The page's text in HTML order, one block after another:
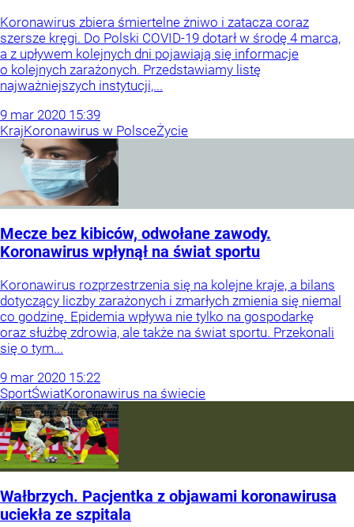
Koronawirus zbiera śmiertelne żniwo i zatacza coraz
szersze kręgi. Do Polski COVID-19 dotarł w środę 4 marca,
a z upływem kolejnych dni pojawiają się informacje
o kolejnych zarażonych. Przedstawiamy listę
najważniejszych instytucji,...
9 mar 2020 15:39
KrajKoronawirus w PolsceŻycie
Mecze bez kibiców, odwołane zawody.
Koronawirus wpłynął na świat sportu
Koronawirus rozprzestrzenia się na kolejne kraje, a bilans
dotyczący liczby zarażonych i zmarłych zmienia się niemal
co godzinę. Epidemia wpływa nie tylko na gospodarkę
oraz służbę zdrowia, ale także na świat sportu. Przekonali
się o tym...
9 mar 2020 15:22
SportŚwiatKoronawirus na świecie
Wałbrzych. Pacjentka z objawami koronawirusa
uciekła ze szpitala